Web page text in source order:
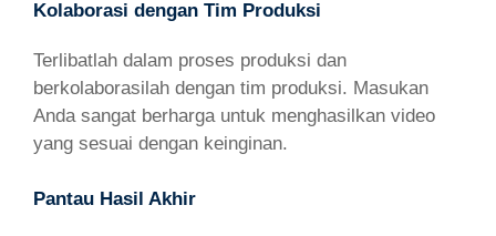
Kolaborasi dengan Tim Produksi
Terlibatlah dalam proses produksi dan
berkolaborasilah dengan tim produksi. Masukan
Anda sangat berharga untuk menghasilkan video
yang sesuai dengan keinginan.
Pantau Hasil Akhir